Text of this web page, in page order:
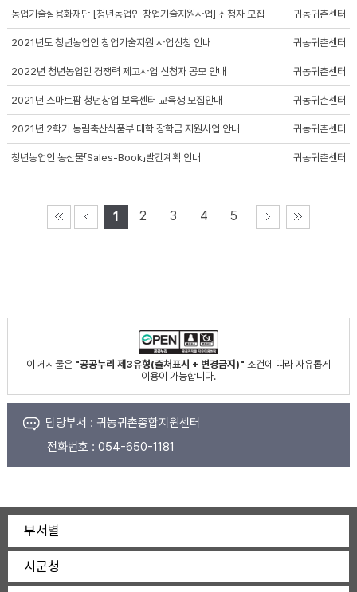
농업기술실용화재단 [청년농업인 창업기술지원사업] 신청자 모집 귀농귀촌센터
2021년도 청년농업인 창업기술지원 사업신청 안내 귀농귀촌센터
2022년 청년농업인 경쟁력 제고사업 신청자 공모 안내 귀농귀촌센터
2021년 스마트팜 청년창업 보육센터 교육생 모집안내 귀농귀촌센터
2021년 2학기 농림축산식품부 대학 장학금 지원사업 안내 귀농귀촌센터
청년농업인 농산물「Sales-Book」발간계획 안내 귀농귀촌센터
1 2 3 4 5
이 게시물은 "공공누리 제3유형(출처표시 + 변경금지)" 조건에 따라 자유롭게
이용이 가능합니다.
담당부서 : 귀농귀촌종합지원센터
전화번호 : 054-650-1181
부서별
시군청